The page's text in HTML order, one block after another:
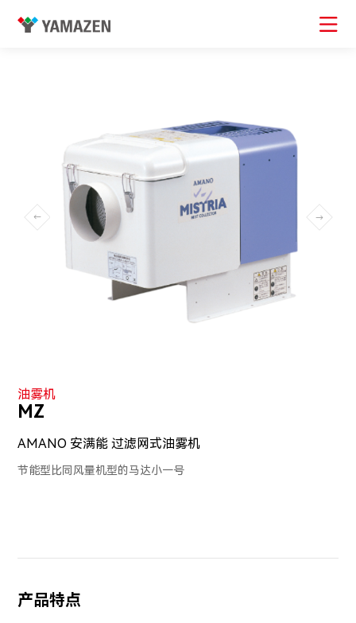
油雾机
MZ
AMANO 安满能 过滤网式油雾机
节能型比同风量机型的马达小一号
产品特点